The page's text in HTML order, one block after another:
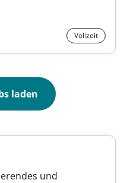
Vollzeit
laden
und